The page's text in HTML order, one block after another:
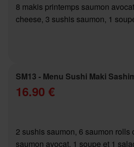
8 makis printemps saumon
cheese, 3 sushis saumon, 1
SM13 - Menu Sushi Maki
16.90 €
2 sushis saumon, 6 saumon
saumon avocat, 1 soupe et 1